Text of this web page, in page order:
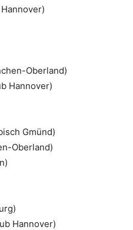
Oberland)
Hannover)
Gmünd)
Oberland)
Hannover)